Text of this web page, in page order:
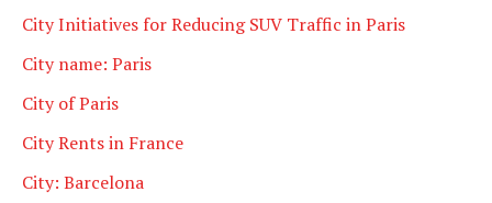
City Initiatives for Reducing SUV Traffic in Paris
City name: Paris
City of Paris
City Rents in France
City: Barcelona